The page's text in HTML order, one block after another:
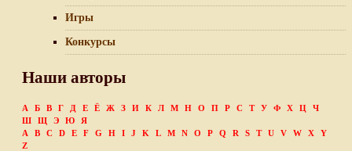
Игры
Конкурсы
Наши авторы
А Б В Г Д Е Ё Ж З И К Л М Н О П Р С Т У Ф Х Ц
Ч
Ш
Щ Э Ю
Я
A
B C D E F G H I J K L M N O P Q R S T U V W X
Y
Z